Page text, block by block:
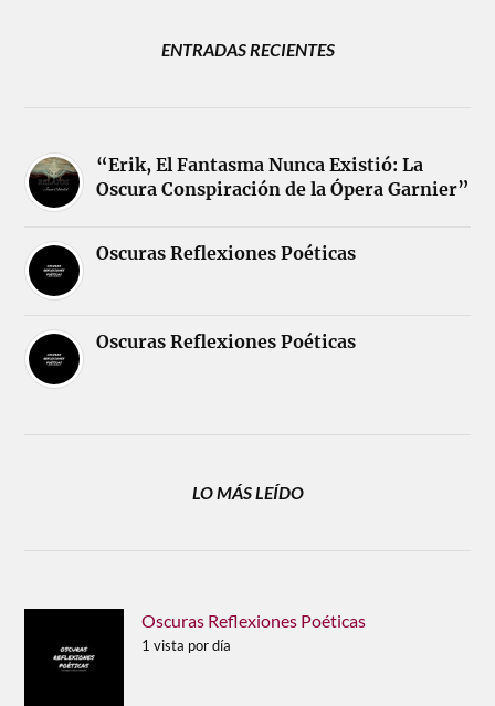
ENTRADAS RECIENTES
“Erik, El Fantasma Nunca Existió: La
Oscura Conspiración de la Ópera Garnier”
Oscuras Reflexiones Poéticas
Oscuras Reflexiones Poéticas
LO MÁS LEÍDO
Oscuras Reflexiones Poéticas
1 vista por día